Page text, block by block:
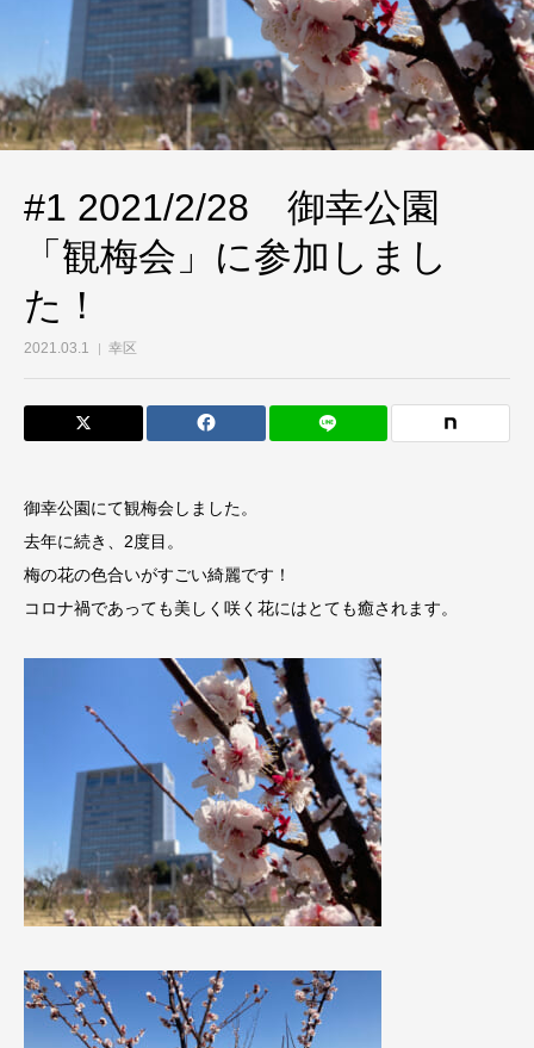
#1 2021/2/28 御幸公園
「観梅会」に参加しまし
た！
2021.03.1 幸区
御幸公園にて観梅会しました。
去年に続き、2度目。
梅の花の色合いがすごい綺麗です！
コロナ禍であっても美しく咲く花にはとても癒されます。